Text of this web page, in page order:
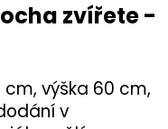
zvířete -
cm, výška 60 cm,
v